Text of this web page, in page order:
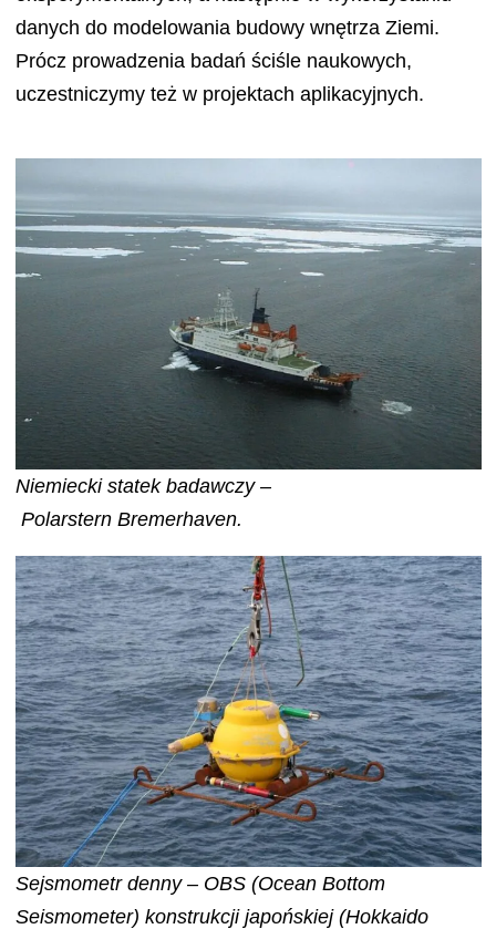
danych do modelowania budowy wnętrza Ziemi.
Prócz prowadzenia badań ściśle naukowych,
uczestniczymy też w projektach aplikacyjnych.
Niemiecki statek badawczy –
Polarstern Bremerhaven.
Sejsmometr denny – OBS (Ocean Bottom
Seismometer) konstrukcji japońskiej (Hokkaido